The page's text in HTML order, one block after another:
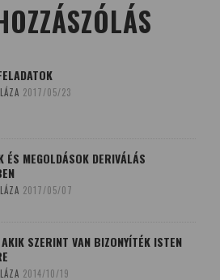
2017/05/23
ÉS MEGOLDÁSOK DERIVÁLÁS
2017/05/07
SZERINT VAN BIZONYÍTÉK ISTEN
2014/10/19